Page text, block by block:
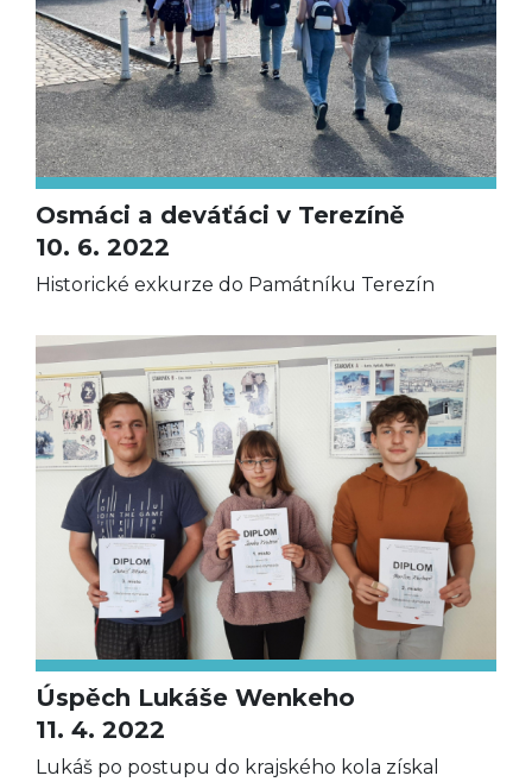
Osmáci a deváťáci v Terezíně
10. 6. 2022
Historické exkurze do Památníku Terezín
Úspěch Lukáše Wenkeho
11. 4. 2022
Lukáš po postupu do krajského kola získal